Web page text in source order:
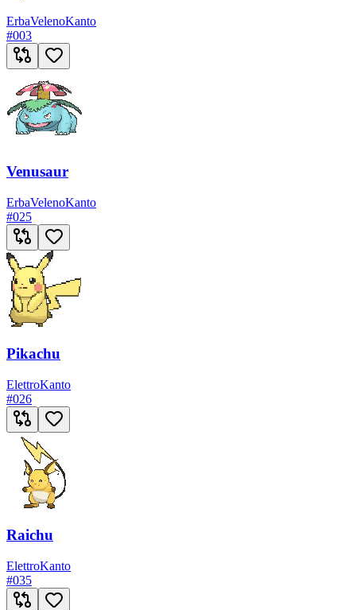
ErbaVelenoKanto
#003
Venusaur
ErbaVelenoKanto
#025
Pikachu
ElettroKanto
#026
Raichu
ElettroKanto
#035